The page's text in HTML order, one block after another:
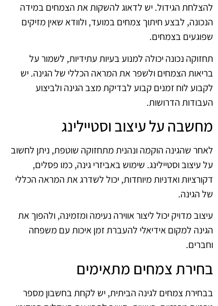
להצלחת הגידול. יש לדאוג להשקות את הצמחים במידה
הנכונה, לבצע חיתוך צמחים במועד, ולוודא שאין מזיקים
שפוגעים בצמחים.
תחזוקה נכונה יכולה למנוע בעיות עתידיות, לשמור על
בריאות הצמחים ולשפר את המראה הכללי של הגינה. יש
לקבוע לוח זמנים קבוע לבדיקת מצב הגינה ולביצוע
העבודות הדרושות.
מחשבה על עיצוב וסטיילינג
לאחר שהגינה הוקמה ונהנית מתחזוקה שוטפת, ניתן לחשוב
על עיצוב וסטיילינג. שימוש באביזרי גינה, כמו פסלים,
דקורציות ואדניות מיוחדות, יכול לשדרג את המראה הכללי
של הגינה.
עיצוב מדויק יכול ליצור אווירה נעימה ומזמינה, ולהפוך את
הגינה למקום אידיאלי להעברת זמן איכות עם משפחה
וחברים.
בחירת צמחים מתאימים
בבחירת צמחים לגינה הביתית, יש לקחת בחשבון מספר